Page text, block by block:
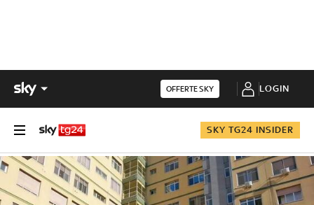
OFFERTE SKY LOGIN
SKY TG24 INSIDER